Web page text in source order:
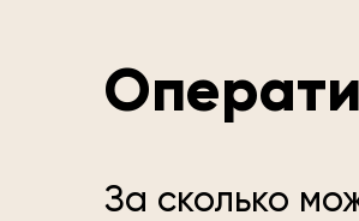
За сколько